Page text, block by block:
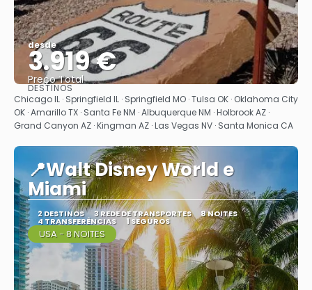
desde
3.919 €
Preço Total
Vejo
DESTINOS
Chicago IL · Springfield IL · Springfield MO · Tulsa OK · Oklahoma City
OK · Amarillo TX · Santa Fe NM · Albuquerque NM · Holbrook AZ ·
Grand Canyon AZ · Kingman AZ · Las Vegas NV · Santa Monica CA
📍Walt Disney World e
Miami
2 DESTINOS 3 REDE DE TRANSPORTES 8 NOITES
4 TRANSFERÊNCIAS 1 SEGUROS
USA - 8 NOITES